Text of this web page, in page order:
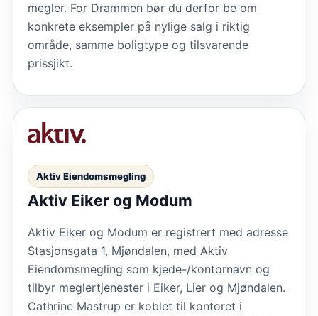
megler. For Drammen bør du derfor be om
konkrete eksempler på nylige salg i riktig
område, samme boligtype og tilsvarende
prissjikt.
Aktiv Eiendomsmegling
Aktiv Eiker og Modum
Aktiv Eiker og Modum er registrert med adresse
Stasjonsgata 1, Mjøndalen, med Aktiv
Eiendomsmegling som kjede-/kontornavn og
tilbyr meglertjenester i Eiker, Lier og Mjøndalen.
Cathrine Mastrup er koblet til kontoret i